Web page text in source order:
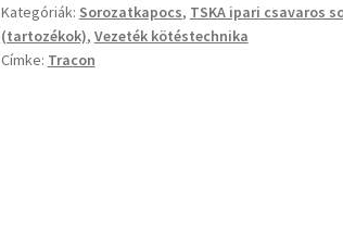
Kategóriák: Sorozatkapocs, TSKA ipari csavaros
(tartozékok), Vezeték kötéstechnika
Címke: Tracon